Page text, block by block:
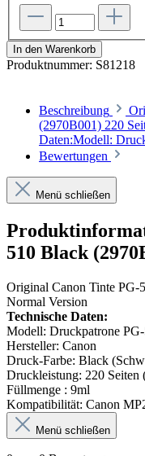
In den Warenkorb
Produktnummer: S81218
Beschreibung
(2970B001) 220
Daten:Modell:
Bewertungen
Menü schließen
510 Black
Original Canon Tinte PG-
Normal Version
Technische Daten:
Modell: Druckpatrone
Hersteller: Canon
Druck-Farbe: Black
Druckleistung: 220 Seiten
Füllmenge : 9ml
Kompatibilität: Canon
Menü schließen